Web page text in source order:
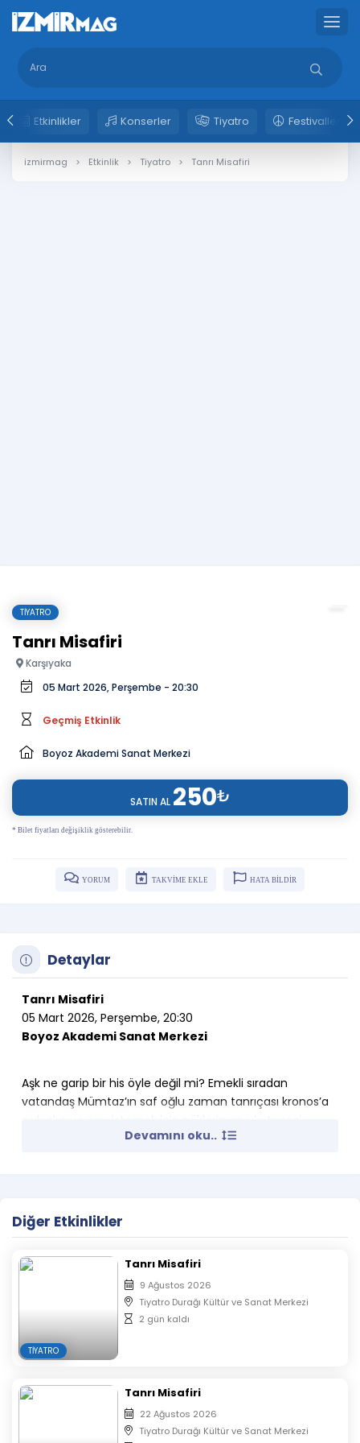
Etkinlikler Konserler Tiyatro Festivaller
izmirmag Etkinlik Tiyatro Tanrı Misafiri
TIYATRO
Tanrı Misafiri
Karşıyaka
05 Mart 2026, Perşembe - 20:30
Geçmiş Etkinlik
Boyoz Akademi Sanat Merkezi
SATIN AL 250₺
* Bilet fiyatları değişiklik gösterebilir.
YORUM TAKVİME EKLE HATA BİLDİR
Detaylar
Tanrı Misafiri
05 Mart 2026, Perşembe, 20:30
Boyoz Akademi Sanat Merkezi
Aşk ne garip bir his öyle değil mi? Emekli sıradan
vatandaş Mümtaz’ın saf oğlu zaman tanrıçası kronos’a
Olympos’a giderler. Adetlerine göre yaşayan bizim aile
komedi oyunumuza hepinizi bekliyoruz.
Yazan – Yöneten:
Umut Şeddadi
Oyuncular:
Devamını oku..
Diğer Etkinlikler
TIYATRO
Tanrı Misafiri
9 Ağustos 2026
Tiyatro Durağı Kültür ve Sanat Merkezi
2 gün kaldı
Tanrı Misafiri
22 Ağustos 2026
Tiyatro Durağı Kültür ve Sanat Merkezi